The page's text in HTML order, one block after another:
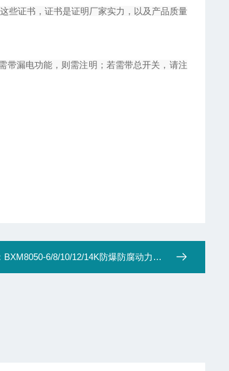
些证书，证书是证明厂家实力，以及产品质量
漏电功能，则需注明；若需带总开关，请注
BXM8050-6/8/10/12/14K防爆防腐动力配电箱